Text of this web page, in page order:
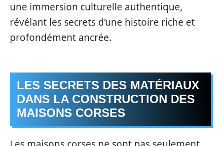
une immersion culturelle authentique,
révélant les secrets d’une histoire riche et
profondément ancrée.
LES SECRETS DES MATÉRIAUX
DANS LA CONSTRUCTION DES
MAISONS CORSES